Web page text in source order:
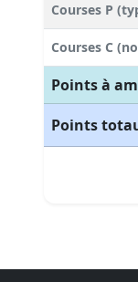
Courses P
Courses C
Points à
Points